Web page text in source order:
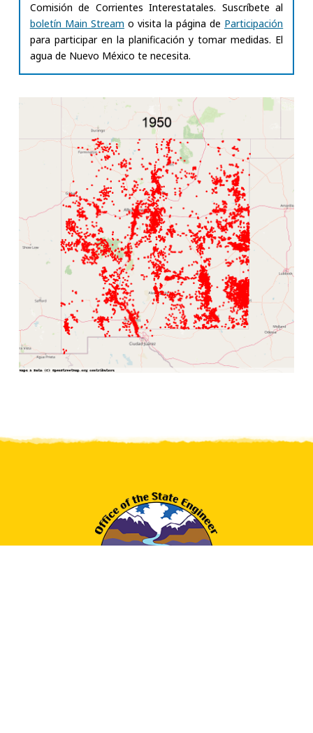
Comisión de Corrientes Interestatales. Suscríbete al
boletín Main Stream o visita la página de Participación
para participar en la planificación y tomar medidas. El
agua de Nuevo México te necesita.